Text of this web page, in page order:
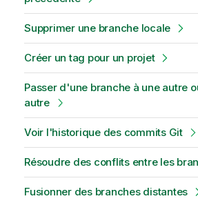
Supprimer une branche locale
Créer un tag pour un projet
Passer d'une branche à une autre
autre
Voir l'historique des commits Git
Résoudre des conflits entre les
Fusionner des branches distantes